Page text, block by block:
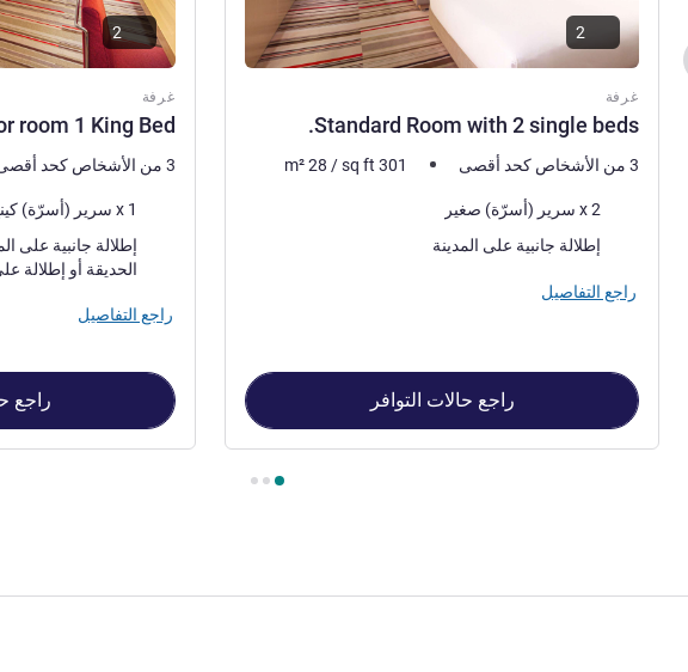
السابق - غرفة
غرفة
Standard Room with 2 single beds.
3 من الأشخاص كحد أقصى m²28 /sq ft 301
فرش السرير
2 x سرير (أسرّة) صغير
المناظر:إطلالة جانبية على المدينة
راجع التفاصيل
راجع حالات التوافر
غرفة
room 1 King Bed.
3 من الأشخاص كحد أقصى
فرش السرير
1 x سرير (أسرّة) كينج
المناظر:
الحديقة أو إطلالة على الجبل
راجع التفاصيل
راجع